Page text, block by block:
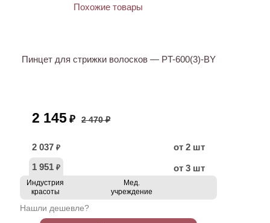
Пинцет для стрижки волосков — PT-600(3)-BY
2 145 ₽ 2 470 ₽
2 037 ₽
от 2 шт
1 951 ₽ от 3 шт
Индустрия
красоты
Мед.
учреждение
Нашли дешевле?